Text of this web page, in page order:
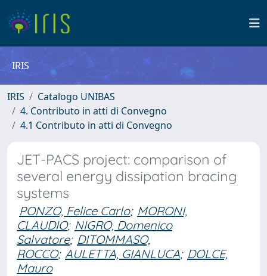
IRIS
IRIS
Catalogo UNIBAS
4. Contributo in atti di Convegno
4.1 Contributo in atti di Convegno
JET-PACS project: comparison of
several energy dissipation bracing
systems
PONZO, Felice Carlo; MORONI,
CLAUDIO; NIGRO, Domenico
Salvatore; DITOMMASO,
ROCCO; AULETTA, GIANLUCA; DOLCE,
Mauro